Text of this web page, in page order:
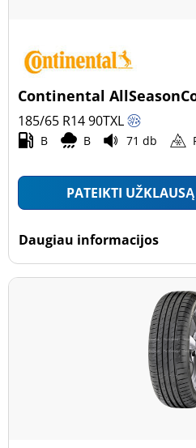
Continental
185/65 R1490TXL
B B 71 db
PATEIKTI
Daugiau informacijos